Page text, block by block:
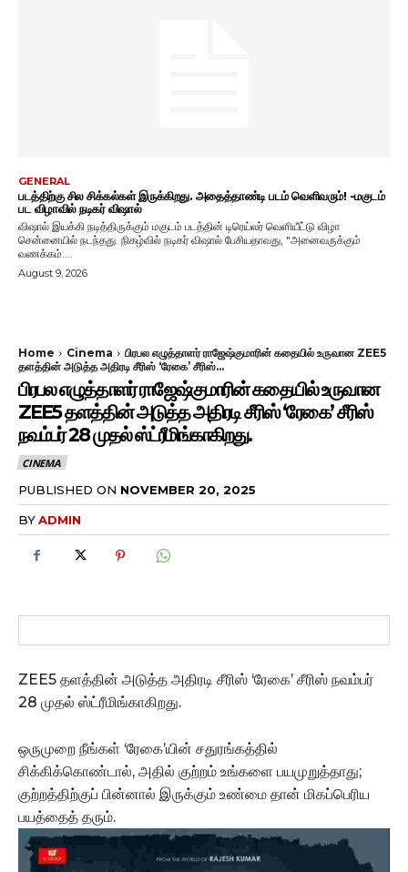
GENERAL
படத்திற்கு சில சிக்கல்கள் இருக்கிறது. அதைத்தாண்டி படம் வெளிவரும்! -மகுடம்
பட விழாவில் நடிகர் விஷால்
விஷால் இயக்கி நடித்திருக்கும் மகுடம் படத்தின் டிரெய்லர் வெளியீட்டு விழா
சென்னையில் நடந்தது. நிகழ்வில் நடிகர் விஷால் பேசியதாவது, "அனைவருக்கும்
வணக்கம்....
August 9, 2026